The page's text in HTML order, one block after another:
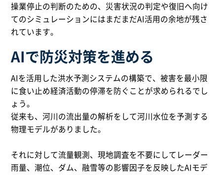
操業停止の判断のための、災害状況の判定や復旧へ向け
てのシミュレーションにはまだまだAI活用の余地が残さ
れています。
AIで防災対策を進める
AIを活用した洪水予測システムの構築で、被害を最小限
に食い止め経済活動の停滞を防ぐことが求められるでし
ょう。
従来も、河川の流出量の解析をして河川水位を予測する
物理モデルがありました。
それに対して流量観測、現地調査を不要にしてレーダー
雨量、潮位、ダム、融雪等の影響因子を反映したAIモデ